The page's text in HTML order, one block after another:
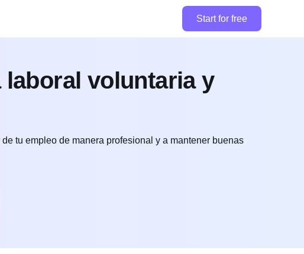
Start for free
laboral voluntaria y
tu empleo de manera profesional y a mantener buenas